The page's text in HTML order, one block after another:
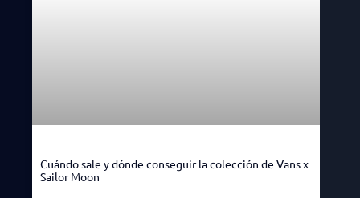
Cuándo sale y dónde conseguir la colección de Vans x
Sailor Moon